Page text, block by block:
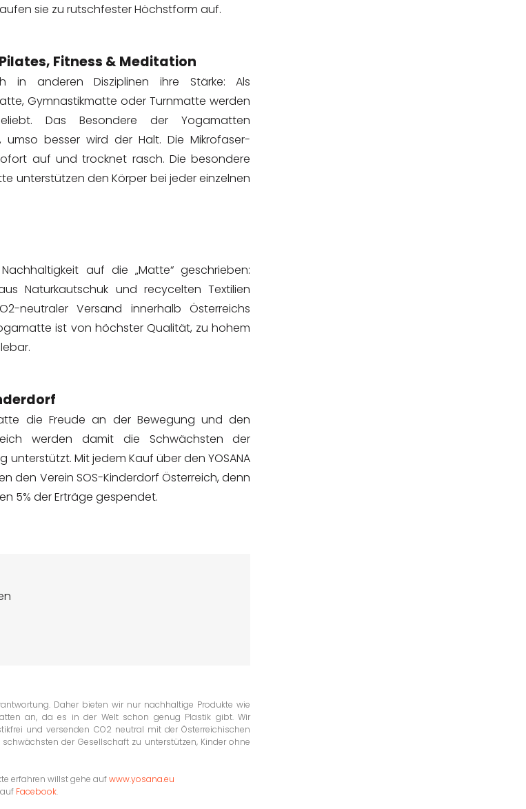
sie zu rutschfester Höchstform auf.
Fitness & Meditation
in anderen Disziplinen ihre Stärke: Als
Gymnastikmatte oder Turnmatte werden
Das Besondere der Yogamatten
besser wird der Halt. Die Mikrofaser-
auf und trocknet rasch. Die besondere
unterstützen den Körper bei jeder einzelnen
auf die „Matte“ geschrieben:
Naturkautschuk und recycelten Textilien
neutraler Versand innerhalb Österreichs
ist von höchster Qualität, zu hohem
die Freude an der Bewegung und den
werden damit die Schwächsten der
Mit jedem Kauf über den YOSANA
den Verein SOS-Kinderdorf Österreich, denn
5% der Erträge gespendet.
Daher bieten wir nur nachhaltige Produkte wie
an, da es in der Welt schon genug Plastik gibt. Wir
und versenden CO2 neutral mit der Österreichischen
der Gesellschaft zu unterstützen, Kinder ohne
erfahren willst gehe aufwww.yosana.eu
Facebook.